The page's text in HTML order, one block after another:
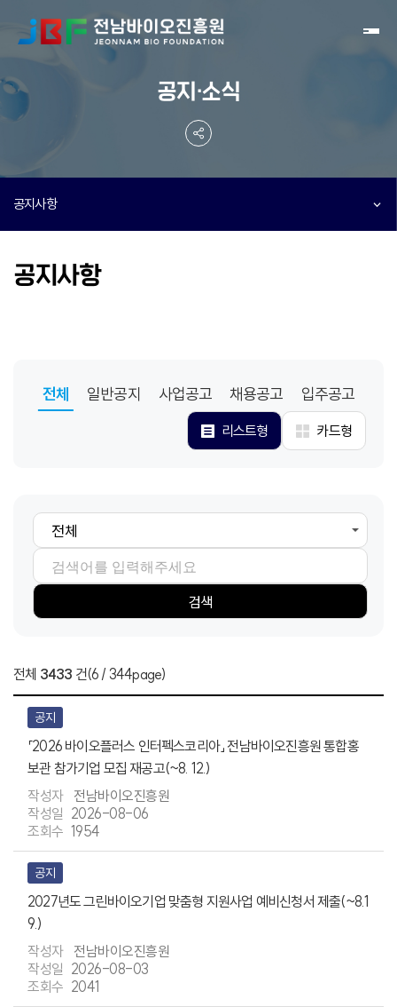
공지·소식
공지사항
공지사항
리스트형 카드형
전체 일반공지 사업공고 채용공고 입주공고
검색
전체 3433 건(6 / 344page)
공지
「2026 바이오플러스 인터펙스코리아」 전남바이오진흥원 통합홍
보관 참가기업 모집 재공고(~8. 12.)
전남바이오진흥원
2026-08-06
1954
공지
2027년도 그린바이오기업 맞춤형 지원사업 예비신청서 제출(~8.1
9.)
전남바이오진흥원
2026-08-03
2041